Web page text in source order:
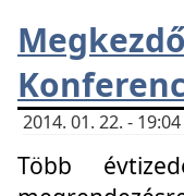
2014. 01. 22. -
Több